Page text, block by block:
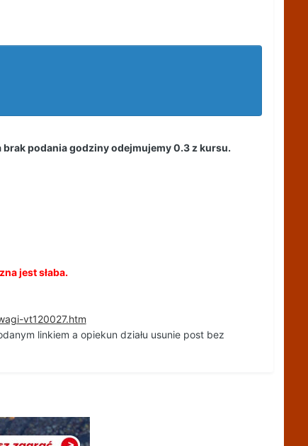
podania godziny odejmujemy 0.3 z kursu.
jest słaba.
vt120027.htm
linkiem a opiekun działu usunie post bez